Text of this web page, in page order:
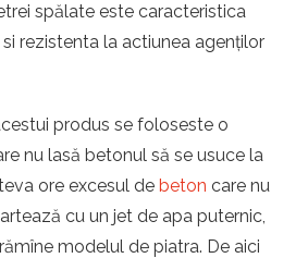
spălate este caracteristica
rezistenta la actiunea agenților
produs se foloseste o
nu lasă betonul să se usuce la
ore excesul de beton care nu
cu un jet de apa puternic,
modelul de piatra. De aici